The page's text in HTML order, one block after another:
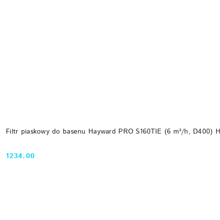
Filtr piaskowy do basenu Hayward PRO S160TIE (6 m³/h, D400)
Cena:
1234.00